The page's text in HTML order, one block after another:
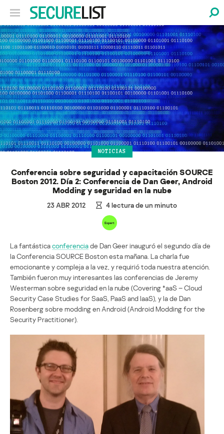
NOTICIAS
Conferencia sobre seguridad y capacitación SOURCE
Boston 2012. Día 2: Conferencia de Dan Geer, Android
Modding y seguridad en la nube
23 ABR 2012 4lectura de un minuto
La fantásticaconferenciade Dan Geer inauguró el segundo día de
la Conferencia SOURCE Boston esta mañana. La charla fue
emocionante y compleja a la vez, y requirió toda nuestra atención.
También fueron muy interesantes las conferencias de Jeremy
Westerman sobre seguridad en la nube (Covering *aaS – Cloud
Security Case Studies for SaaS, PaaS and IaaS), y la de Dan
Rosenberg sobre modding en Android (Android Modding for the
Security Practitioner).